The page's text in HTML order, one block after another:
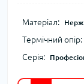
Матеріал:
Термічний опір:
Серія: